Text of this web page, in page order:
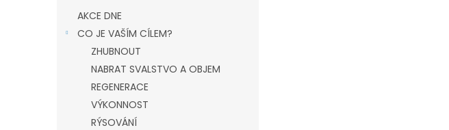
AKCE DNE
CO JE VAŠÍM CÍLEM?
ZHUBNOUT
NABRAT SVALSTVO A OBJEM
REGENERACE
VÝKONNOST
RÝSOVÁNÍ